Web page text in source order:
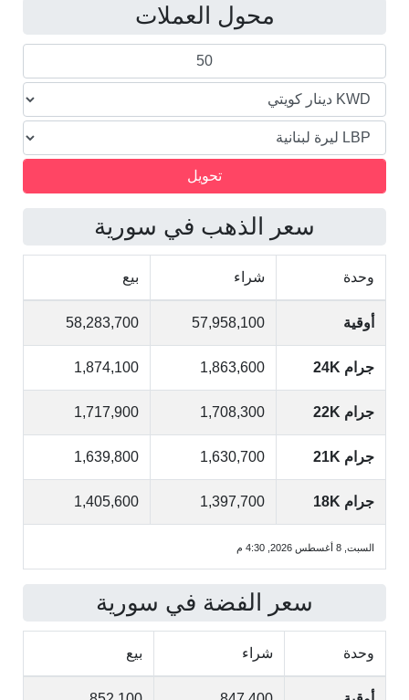
محول العملات
سعر الذهب في سورية
وحدة شراء بيع
أوقية 57,958,100
58,283,700
جرام 24K 1,863,600
1,874,100
جرام 22K 1,708,300
1,717,900
جرام 21K 1,630,700
1,639,800
جرام 18K 1,397,700
1,405,600
السبت, 8 أغسطس 2026, 4:30 م
سعر الفضة في سورية
وحدة شراء بيع